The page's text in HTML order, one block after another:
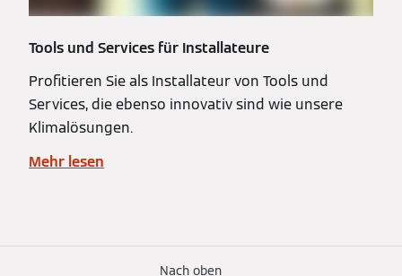
Tools und Services für Installateure
Profitieren Sie als Installateur von Tools und
Services, die ebenso innovativ sind wie unsere
Klimalösungen.
Mehr lesen
Nach oben